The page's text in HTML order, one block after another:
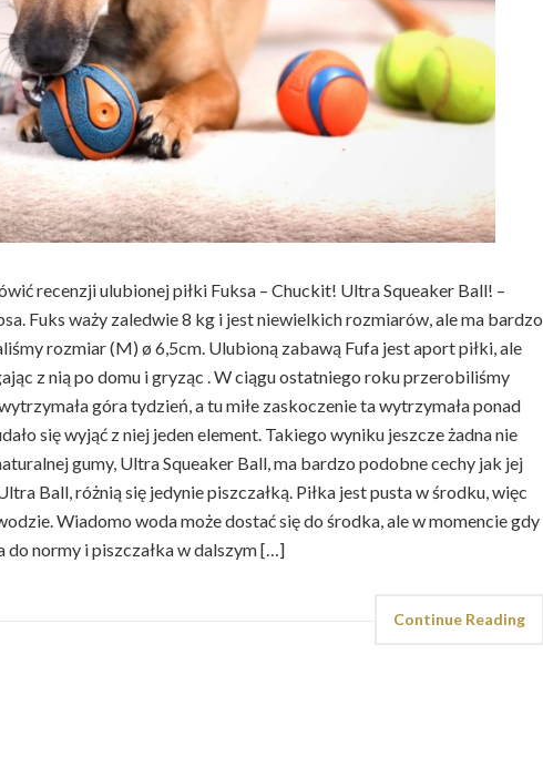
recenzji ulubionej piłki Fuksa – Chuckit! Ultra Squeaker Ball! –
Fuks waży zaledwie 8 kg i jest niewielkich rozmiarów, ale ma bardzo
rozmiar (M) ø 6,5cm. Ulubioną zabawą Fufa jest aport piłki, ale
z nią po domu i gryząc . W ciągu ostatniego roku przerobiliśmy
góra tydzień, a tu miłe zaskoczenie ta wytrzymała ponad
się wyjąć z niej jeden element. Takiego wyniku jeszcze żadna nie
gumy, Ultra Squeaker Ball, ma bardzo podobne cechy jak jej
Ball, różnią się jedynie piszczałką. Piłka jest pusta w środku, więc
Wiadomo woda może dostać się do środka, ale w momencie gdy
do normy i piszczałka w dalszym […]
Continue Reading